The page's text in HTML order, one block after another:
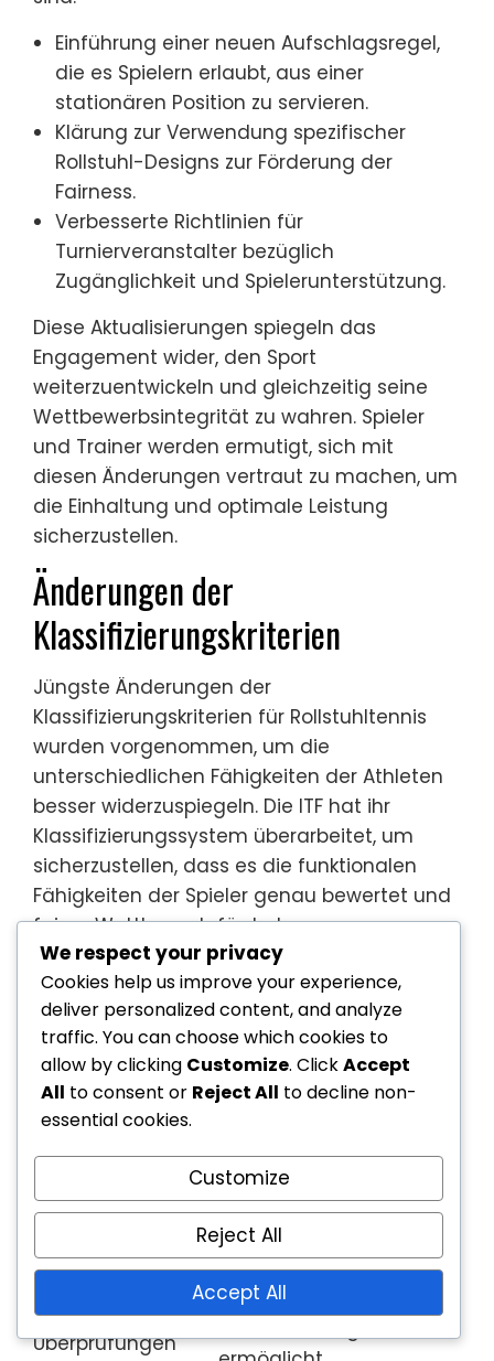
Einführung einer neuen Aufschlagsregel,
die es Spielern erlaubt, aus einer
stationären Position zu servieren.
Klärung zur Verwendung spezifischer
Rollstuhl-Designs zur Förderung der
Fairness.
Verbesserte Richtlinien für
Turnierveranstalter bezüglich
Zugänglichkeit und Spielerunterstützung.
Diese Aktualisierungen spiegeln das
Engagement wider, den Sport
weiterzuentwickeln und gleichzeitig seine
Wettbewerbsintegrität zu wahren. Spieler
und Trainer werden ermutigt, sich mit
diesen Änderungen vertraut zu machen, um
die Einhaltung und optimale Leistung
sicherzustellen.
Änderungen der
Klassifizierungskriterien
Jüngste Änderungen der
Klassifizierungskriterien für Rollstuhltennis
wurden vorgenommen, um die
unterschiedlichen Fähigkeiten der Athleten
besser widerzuspiegeln. Die ITF hat ihr
Klassifizierungssystem überarbeitet, um
sicherzustellen, dass es die funktionalen
Fähigkeiten der Spieler genau bewertet und
fairen Wettbewerb fördert.
Frühere Kriterien
Neue Kriterien
Breite Kategorien
basierend auf
Behinderungstyp
Detaillierte Bewertungen
basierend auf
funktionaler Mobilität
und Fähigkeit
Begrenzter Fokus
auf individuelle
Athleten
personalisierter
Bewertungen für eine
genaue Klassifizierung
Statische
Klassifizierung mit
seltenen
Überprüfungen
Dynamische
Klassifizierung, die
regelmäßige
We respect your privacy
Cookies help us improve your experience,
deliver personalized content, and analyze
traffic. You can choose which cookies to
allow by clicking Customize. ClickAccept
All to consent or Reject All to decline non-
essential cookies.
Customize
Reject All
Accept All